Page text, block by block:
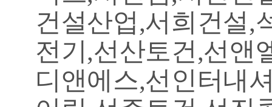
건설산업,서희건설,
전기,선산토건,선앤
디앤에스,선인터내